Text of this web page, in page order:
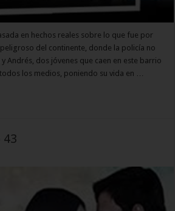
en hechos reales sobre lo que fue por
del continente, donde la policía no
Andrés, dos jóvenes que caen en este barrio
los medios, poniendo su vida en …
43